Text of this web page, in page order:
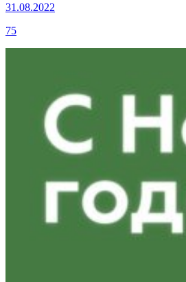
31.08.2022
75